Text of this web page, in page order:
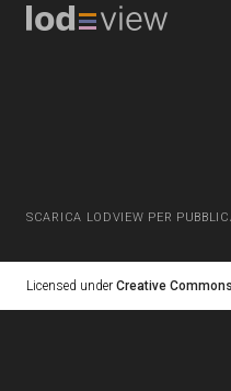
SCARICA LODVIEW PER
Licensed under Creative